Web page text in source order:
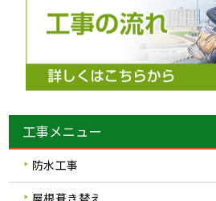
工事メニュー
防水工事
屋根葺き替え